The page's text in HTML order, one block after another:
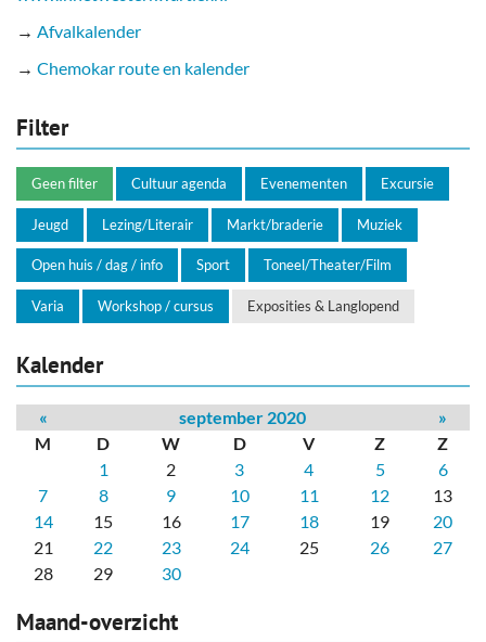
→ Afvalkalender
→ Chemokar route en kalender
Filter
Geen filter Cultuur agenda Evenementen Excursie
Jeugd Lezing/Literair Markt/braderie Muziek
Open huis / dag / info Sport Toneel/Theater/Film
Varia Workshop / cursus Exposities & Langlopend
Kalender
« september 2020
»
M
D W D V Z
Z
1
2 3 4 5
6
7
8 9 10 11 12
13
14
15 16 17 18 19
20
21
22 23 24 25 26
27
28
29 30
Maand-overzicht